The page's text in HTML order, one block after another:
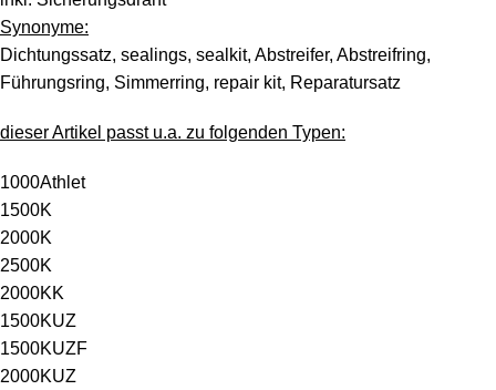
Synonyme:
Dichtungssatz, sealings, sealkit, Abstreifer, Abstreifring,
Führungsring, Simmerring, repair kit, Reparatursatz
dieser Artikel passt u.a. zu folgenden Typen:
1000Athlet
1500K
2000K
2500K
2000KK
1500KUZ
1500KUZF
2000KUZ